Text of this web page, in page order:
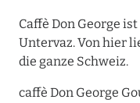
Caffè Don George
Untervaz. Von hier
die ganze Schweiz.
caffè Don George